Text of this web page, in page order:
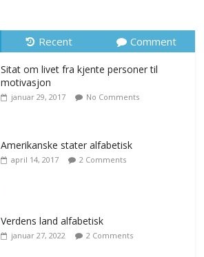
Recent Comment
Sitat om livet fra kjente personer til
motivasjon
januar 29, 2017 No Comments
Amerikanske stater alfabetisk
april 14, 2017 2 Comments
Verdens land alfabetisk
januar 27, 2022 2 Comments